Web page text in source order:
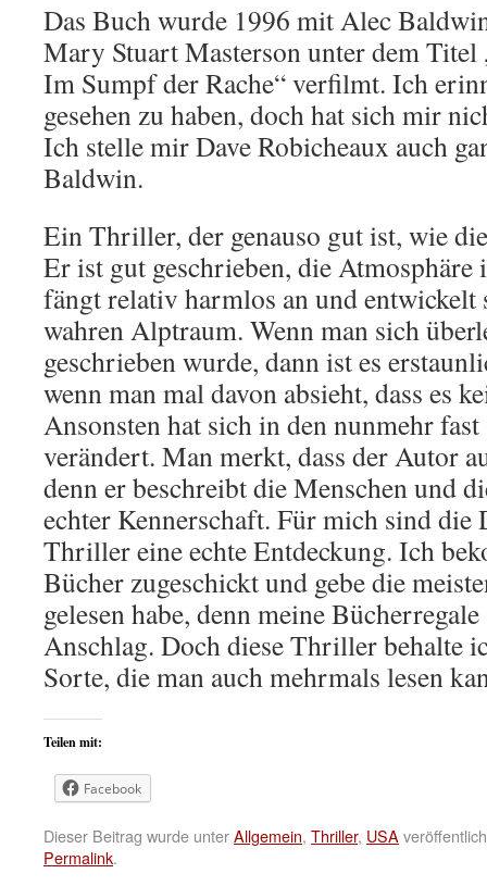
Das Buch wurde 1996 mit Alec
Mary Stuart Masterson unter dem
Im Sumpf der Rache“ verfilmt. Ich
gesehen zu haben, doch hat sich mir
Ich stelle mir Dave Robicheaux auch
Baldwin.
Ein Thriller, der genauso gut ist, wie
Er ist gut geschrieben, die Atmosphäre
fängt relativ harmlos an und entwickelt
wahren Alptraum. Wenn man sich
geschrieben wurde, dann ist es
wenn man mal davon absieht, dass es
Ansonsten hat sich in den nunmehr
verändert. Man merkt, dass der Autor
denn er beschreibt die Menschen und
echter Kennerschaft. Für mich sind die
Thriller eine echte Entdeckung. Ich
Bücher zugeschickt und gebe die
gelesen habe, denn meine
Anschlag. Doch diese Thriller behalte
Sorte, die man auch mehrmals lesen
Teilen mit:
Facebook
Dieser Beitrag wurde unterAllgemein, Thriller, USA
Permalink.